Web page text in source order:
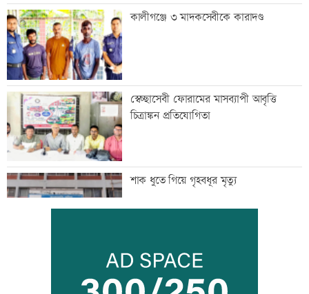
কালীগঞ্জে ৩ মাদকসেবীকে কারাদণ্ড
স্বেচ্ছাসেবী ফোরামের মাসব্যাপী আবৃত্তি
চিত্রাঙ্কন প্রতিযোগিতা
শাক ধুতে গিয়ে গৃহবধূর মৃত্যু
হাসিনার নির্দেশে সালাহউদ্দিন আহমদকে গুম
করা হয়: তদন্ত